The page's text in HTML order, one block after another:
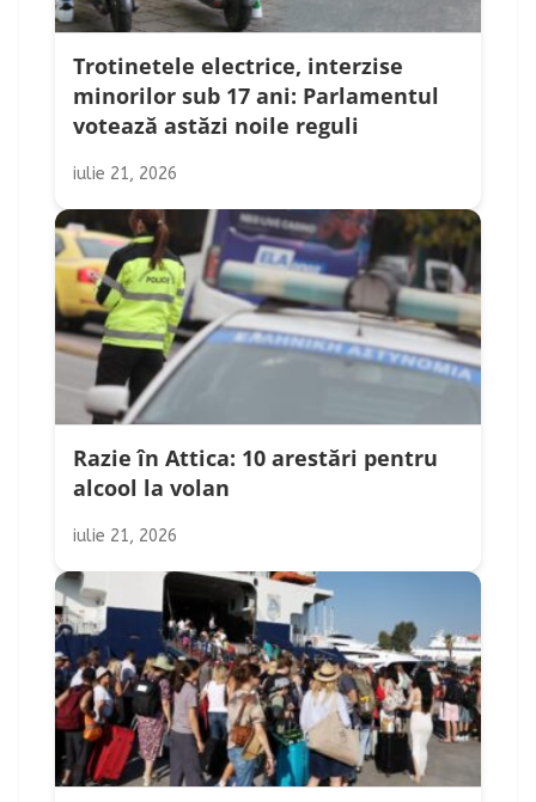
Trotinetele electrice, interzise
minorilor sub 17 ani: Parlamentul
votează astăzi noile reguli
iulie 21, 2026
Razie în Attica: 10 arestări pentru
alcool la volan
iulie 21, 2026